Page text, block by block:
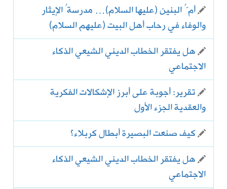
أمُّ البنين (عليها السلام)… مدرسةُ الإيثار
والوفاء في رحاب أهل البيت (عليهم السلام)
هل يفتقر الخطاب الديني الشيعي الذكاء
الاجتماعي
تقرير: أجوبة على أبرز الإشكالات الفكرية
والعقدية الجزء الأول
كيف صنعت البصيرة أبطال كربلاء؟
هل يفتقر الخطاب الديني الشيعي الذكاء
الاجتماعي